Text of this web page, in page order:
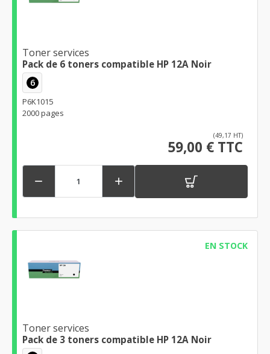
Toner services
Pack de 6 toners compatible HP 12A Noir
6
P6K1015
2000 pages
(49,17 HT)
59,00 € TTC
 
EN STOCK
Toner services
Pack de 3 toners compatible HP 12A Noir